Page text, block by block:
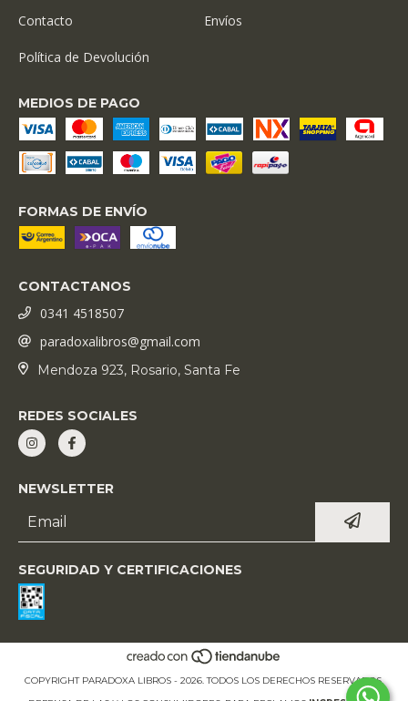
Contacto Envíos
Política de Devolución
MEDIOS DE PAGO
FORMAS DE ENVÍO
CONTACTANOS
0341 4518507
paradoxalibros@gmail.com
Mendoza 923, Rosario, Santa Fe
REDES SOCIALES
NEWSLETTER
SEGURIDAD Y CERTIFICACIONES
COPYRIGHT PARADOXA LIBROS - 2026. TODOS LOS DERECHOS RESERVADOS.